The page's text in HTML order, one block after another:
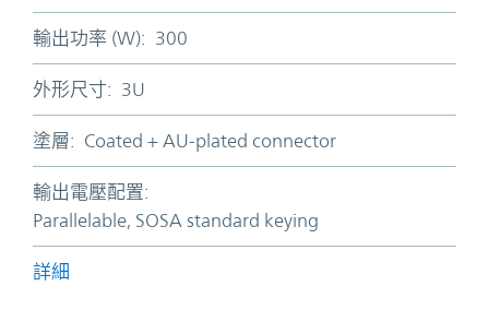
輸出功率 (W): 300
外形尺寸: 3U
塗層: Coated + AU-plated connector
輸出電壓配置:
Parallelable, SOSA standard keying
詳細